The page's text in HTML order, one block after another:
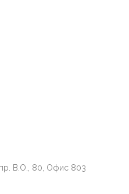
В.О., 80, Офис 803